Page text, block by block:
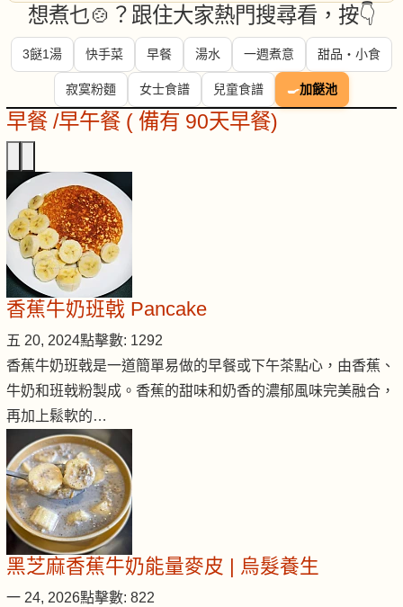
想煮乜🍲？跟住大家熱門搜尋看，按👇
3餸1湯 快手菜 早餐 湯水 一週煮意 甜品・小食
寂寞粉麵 女士食譜 兒童食譜 🍳加餸池
早餐 /早午餐 ( 備有 90天早餐)
香蕉牛奶班戟 Pancake
五 20, 2024點擊數: 1292
香蕉牛奶班戟是一道簡單易做的早餐或下午茶點心，由香蕉、
牛奶和班戟粉製成。香蕉的甜味和奶香的濃郁風味完美融合，
再加上鬆軟的…
黑芝麻香蕉牛奶能量麥皮 | 烏髮養生
一 24, 2026點擊數: 822